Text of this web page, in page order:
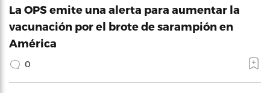
La OPS emite una alerta para aumentar la
vacunación por el brote de sarampión en
América
0